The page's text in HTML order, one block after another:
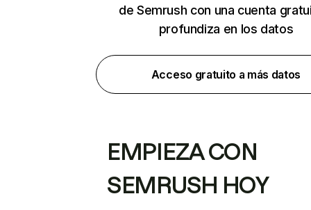
de Semrush con una cuenta
profundiza en los datos
Acceso gratuito a más datos
EMPIEZA CON
SEMRUSH HOY